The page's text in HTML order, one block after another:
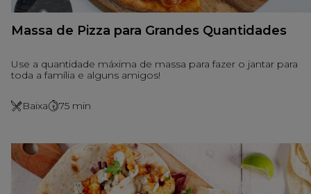
Massa de Pizza para Grandes Quantidades
Use a quantidade máxima de massa para fazer o jantar para
toda a família e alguns amigos!
Baixa 75 min